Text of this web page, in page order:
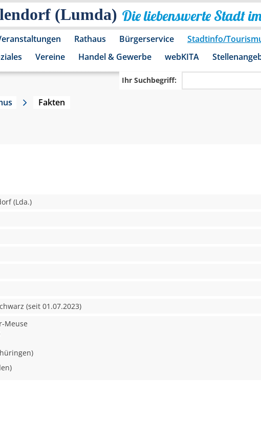
(Lumda) Die liebenswerte Stadt
Rathaus Bürgerservice
Stadtinfo/
Vereine Handel & Gewerbe webKITA
Ihr Suchbegriff:
Fakten
(Lda.)
(seit 01.07.2023)
Meuse